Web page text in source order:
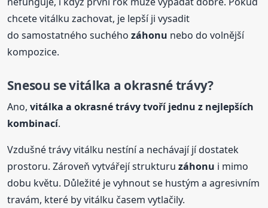
chcete vitálku zachovat, je lepší ji vysadit
do samostatného suchéhozáhonu nebo do volnější
kompozice.
Snesou se vitálka a okrasné trávy?
Ano,vitálka a okrasné trávy tvoří jednu z nejlepších
kombinací.
Vzdušné trávy vitálku nestíní a nechávají jí dostatek
prostoru. Zároveň vytvářejí strukturuzáhonu i mimo
dobu květu. Důležité je vyhnout se hustým a agresivním
travám, které by vitálku časem vytlačily.